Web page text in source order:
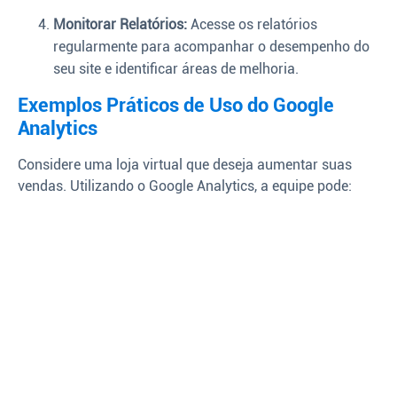
Monitorar Relatórios: Acesse os relatórios
regularmente para acompanhar o desempenho do
seu site e identificar áreas de melhoria.
Exemplos Práticos de Uso do Google
Analytics
Considere uma loja virtual que deseja aumentar suas
vendas. Utilizando o Google Analytics, a equipe pode: